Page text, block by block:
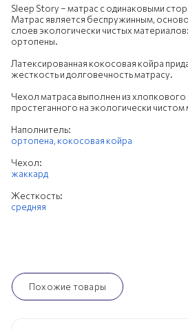
Sleep Story – матрас с одинаковыми
Матрас является беспружинным,
слоев экологически чистых
ортопены.
Латексированная кокосовая койра
жесткость и долговечность матрасу.
Чехол матраса выполнен из хлопкового
простеганного на экологически
Наполнитель:
ортопена, кокосовая койра
Чехол:
жаккард
Жесткость:
средняя
Похожие товары